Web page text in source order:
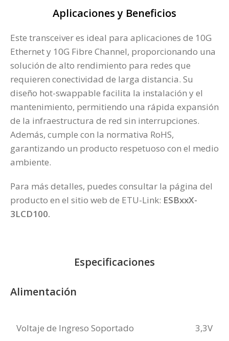
Aplicaciones y Beneficios
Este transceiver es ideal para aplicaciones de 10G
Ethernet y 10G Fibre Channel, proporcionando una
solución de alto rendimiento para redes que
requieren conectividad de larga distancia. Su
diseño hot-swappable facilita la instalación y el
mantenimiento, permitiendo una rápida expansión
de la infraestructura de red sin interrupciones.
Además, cumple con la normativa RoHS,
garantizando un producto respetuoso con el medio
ambiente.
Para más detalles, puedes consultar la página del
producto en el sitio web de ETU-Link: ESBxxX-
3LCD100.
Especificaciones
Alimentación
Voltaje de Ingreso Soportado 3,3V